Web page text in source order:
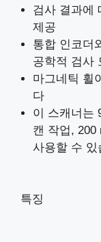
검사 결과에
제공
통합 인코더
공학적 검사
마그네틱 휠
다
이 스캐너는
캔 작업, 200
사용할 수 있
특징